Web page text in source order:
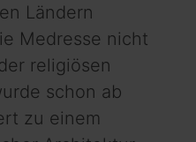
Ländern
Medresse nicht
religiösen
schon ab
zu einem